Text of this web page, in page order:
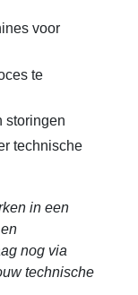
voor
te
storingen
technische
in een
nog via
technische